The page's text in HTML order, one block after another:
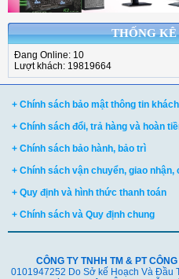
THỐNG KÊ
Đang Online: 10
Lượt khách: 19819664
+ Chính sách bảo mật thông tin
+ Chính sách đổi, trả hàng và hoàn
+ Chính sách bảo hành, bảo trì
+ Chính sách vận chuyển, giao nhận,
+ Quy định và hình thức thanh toán
+ Chính sách và Quy định chung
CÔNG TY TNHH TM & PT
0101947252 Do Sở kế Hoạch Và Đầu